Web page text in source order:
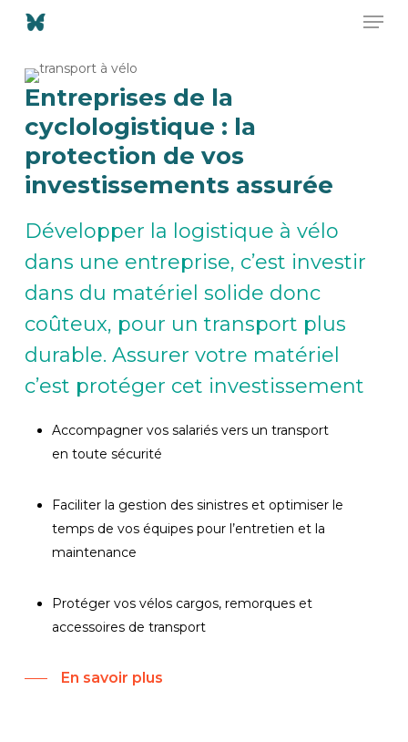
content
Entreprises de la
cyclologistique : la
protection de vos
investissements assurée
Développer la logistique à vélo
dans une entreprise, c’est investir
dans du matériel solide donc
coûteux, pour un transport plus
durable. Assurer votre matériel
c’est protéger cet investissement
Accompagner vos salariés vers un transport
en toute sécurité
Faciliter la gestion des sinistres et optimiser le
temps de vos équipes pour l’entretien et la
maintenance
Protéger vos vélos cargos, remorques et
accessoires de transport
En savoir plus